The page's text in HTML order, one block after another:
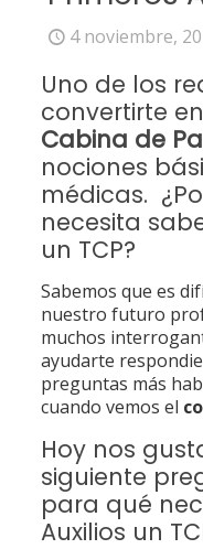
4 noviembre,
Uno de los
convertirte en
Cabina de
nociones
médicas.
necesita
un TCP?
Sabemos que es
nuestro futuro
muchos
ayudarte
preguntas más
cuando vemos el
Hoy nos
siguiente
para qué
Auxilios un